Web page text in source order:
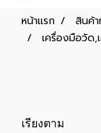
หน้าแรก สินค้
เครื่องมือวัด
เรียงตาม